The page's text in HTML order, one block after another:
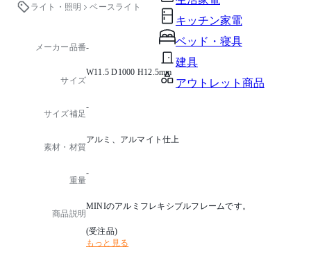
キッチン家電
ベッド・寝具
建具
アウトレット商品
ライト・照明
ベースライト
メーカー品番-
サイズ
W11.5 D1000 H12.5mm
サイズ補足
-
素材・材質
アルミ、アルマイト仕上
重量
-
商品説明
MINIのアルミフレキシブルフレームです。
(受注品)
もっと見る